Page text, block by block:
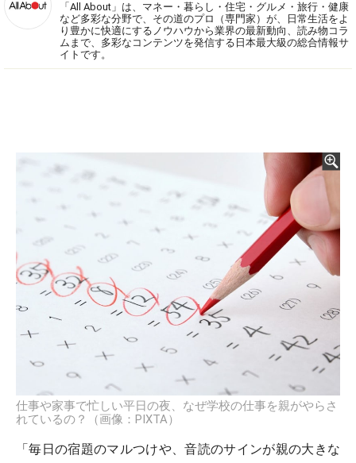
「All About」は、マネー・暮らし・住宅・グルメ・旅行・健康
など多彩な分野で、その道のプロ（専門家）が、日常生活をよ
り豊かに快適にするノウハウから業界の最新動向、読み物コラ
ムまで、多彩なコンテンツを発信する日本最大級の総合情報サ
イトです。
仕事や家事で忙しい平日の夜、なぜ学校の仕事を親がやらさ
れているの？（画像：PIXTA）
「毎日の宿題のマルつけや、音読のサインが親の大きな